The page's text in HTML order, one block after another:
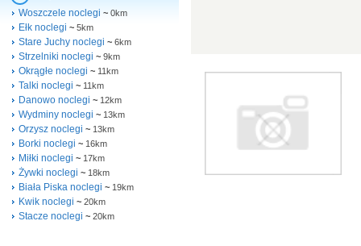
Woszczele noclegi ~ 0km
Ełk noclegi ~ 5km
Stare Juchy noclegi ~ 6km
Strzelniki noclegi ~ 9km
Okrągłe noclegi ~ 11km
Talki noclegi ~ 11km
Danowo noclegi ~ 12km
Wydminy noclegi ~ 13km
Orzysz noclegi ~ 13km
Borki noclegi ~ 16km
Miłki noclegi ~ 17km
Żywki noclegi ~ 18km
Biała Piska noclegi ~ 19km
Kwik noclegi ~ 20km
Stacze noclegi ~ 20km